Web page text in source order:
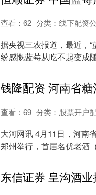
查看： 62 分类： 线下配资
据央视三农报道，最近，
纷感慨蓝莓从吃不起变成
查看： 69 分类： 股票开户
大河网讯 4月11日，河南
郑州举行，首届名优老酒